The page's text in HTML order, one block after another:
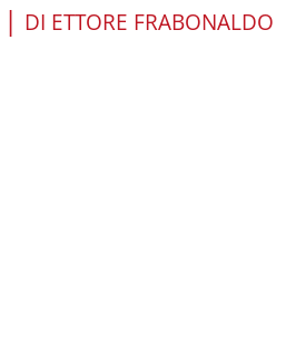
| DI ETTORE FRABONALDO